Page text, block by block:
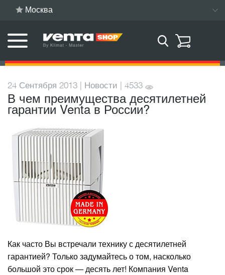
Москва
24 Сентября 2013 | Новости | 4533
В чем преимущества десятилетней
гарантии Venta в России?
Как часто Вы встречали технику с десятилетней
гарантией? Только задумайтесь о том, насколько
большой это срок — десять лет! Компания Venta